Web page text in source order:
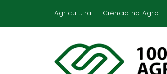
Agricultura Ciência no Agro